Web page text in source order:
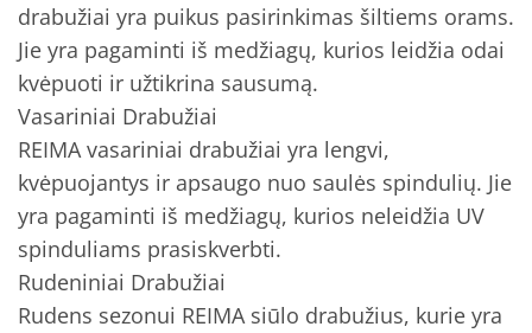
drabužiai yra puikus pasirinkimas šiltiems orams.
Jie yra pagaminti iš medžiagų, kurios leidžia odai
kvėpuoti ir užtikrina sausumą.
Vasariniai Drabužiai
REIMA vasariniai drabužiai yra lengvi,
kvėpuojantys ir apsaugo nuo saulės spindulių. Jie
yra pagaminti iš medžiagų, kurios neleidžia UV
spinduliams prasiskverbti.
Rudeniniai Drabužiai
Rudens sezonui REIMA siūlo drabužius, kurie yra